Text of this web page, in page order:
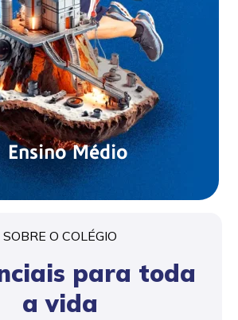
Ensino Médio
SOBRE O COLÉGIO
para toda
a vida